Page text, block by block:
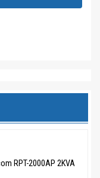
RPT-2000AP 2KVA